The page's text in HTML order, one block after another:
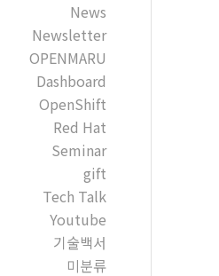
News
Newsletter
OPENMARU
Dashboard
OpenShift
Red Hat
Seminar
gift
Tech Talk
Youtube
기술백서
미분류